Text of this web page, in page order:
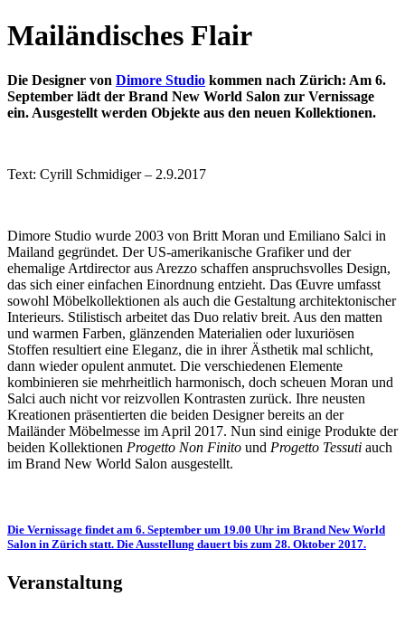
Mailändisches Flair
Die Designer von Dimore Studio kommen nach Zürich: Am 6.
September lädt der Brand New World Salon zur Vernissage
ein. Ausgestellt werden Objekte aus den neuen Kollektionen.
Text: Cyrill Schmidiger – 2.9.2017
Dimore Studio wurde 2003 von Britt Moran und Emiliano Salci in
Mailand gegründet. Der US-amerikanische Grafiker und der
ehemalige Artdirector aus Arezzo schaffen anspruchsvolles Design,
das sich einer einfachen Einordnung entzieht. Das Œuvre umfasst
sowohl Möbelkollektionen als auch die Gestaltung architektonischer
Interieurs. Stilistisch arbeitet das Duo relativ breit. Aus den matten
und warmen Farben, glänzenden Materialien oder luxuriösen
Stoffen resultiert eine Eleganz, die in ihrer Ästhetik mal schlicht,
dann wieder opulent anmutet. Die verschiedenen Elemente
kombinieren sie mehrheitlich harmonisch, doch scheuen Moran und
Salci auch nicht vor reizvollen Kontrasten zurück. Ihre neusten
Kreationen präsentierten die beiden Designer bereits an der
Mailänder Möbelmesse im April 2017. Nun sind einige Produkte der
beiden Kollektionen Progetto Non Finito und Progetto Tessuti auch
im Brand New World Salon ausgestellt.
Die Vernissage findet am 6. September um 19.00 Uhr im Brand New World
Salon in Zürich statt. Die Ausstellung dauert bis zum 28. Oktober 2017.
Veranstaltung